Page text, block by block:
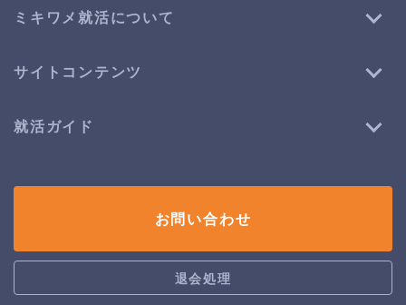
ミキワメ就活について
サイトコンテンツ
就活ガイド
お問い合わせ
退会処理